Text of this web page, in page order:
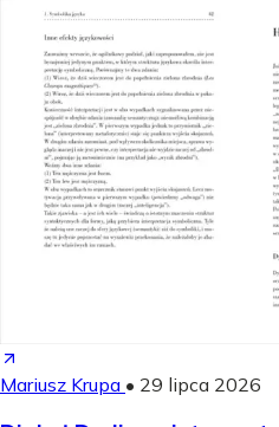
Mariusz Krupa • 29 lipca 2026